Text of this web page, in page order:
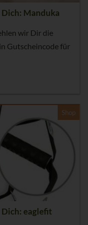
Manduka
wir Dir die
Gutscheincode für
Shop
eaglefit